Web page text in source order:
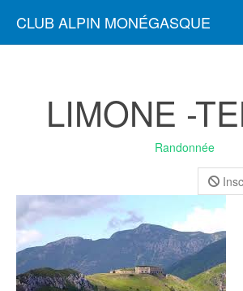
CLUB ALPIN MONÉGASQUE
LIMONE -
Randonnée